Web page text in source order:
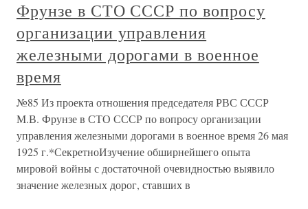
Фрунзе в СТО СССР по вопросу
организации управления
железными дорогами в военное
время
№85 Из проекта отношения председателя РВС СССР
М.В. Фрунзе в СТО СССР по вопросу организации
управления железными дорогами в военное время 26 мая
1925 г.*СекретноИзучение обширнейшего опыта
мировой войны с достаточной очевидностью выявило
значение железных дорог, ставших в